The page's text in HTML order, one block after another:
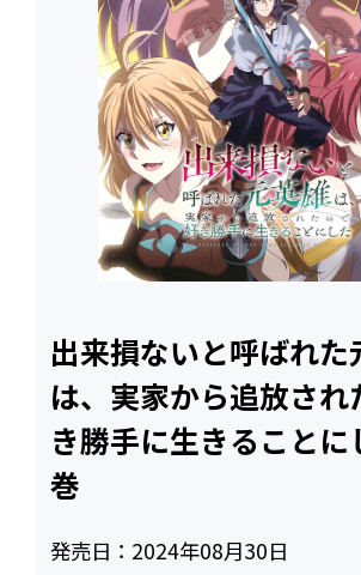
出来損ないと呼ばれた
は、実家から追放され
き勝手に生きることに
巻
発売日： 2024年08月30日